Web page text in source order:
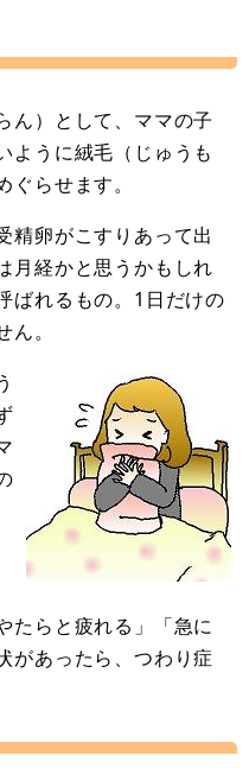
ん）として、ママの子
ように絨毛（じゅうも
らせます。
精卵がこすりあって出
月経かと思うかもしれ
ばれるもの。1日だけの
。
たらと疲れる」「急に
があったら、つわり症